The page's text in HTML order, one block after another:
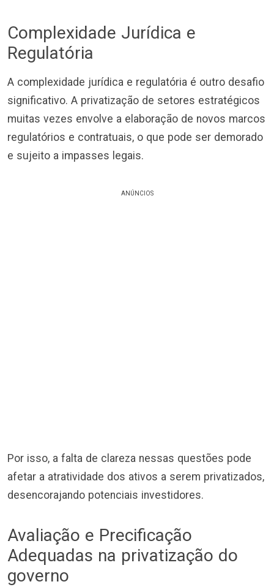
Complexidade Jurídica e
Regulatória
A complexidade jurídica e regulatória é outro desafio
significativo. A privatização de setores estratégicos
muitas vezes envolve a elaboração de novos marcos
regulatórios e contratuais, o que pode ser demorado
e sujeito a impasses legais.
ANÚNCIOS
Por isso, a falta de clareza nessas questões pode
afetar a atratividade dos ativos a serem privatizados,
desencorajando potenciais investidores.
Avaliação e Precificação
Adequadas na privatização do
governo